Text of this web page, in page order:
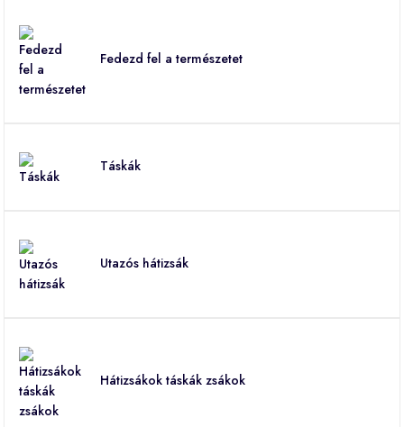
Fedezd fel a természetet
Táskák
Utazós hátizsák
Hátizsákok táskák zsákok